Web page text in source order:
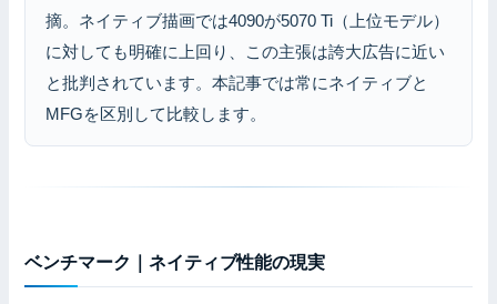
摘。ネイティブ描画では4090が5070 Ti（上位モデル）
に対しても明確に上回り、この主張は誇大広告に近い
と批判されています。本記事では常にネイティブと
MFGを区別して比較します。
ベンチマーク｜ネイティブ性能の現実